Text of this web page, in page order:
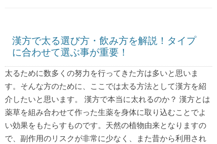
漢方で太る選び方・飲み方を解説！タイプ
に合わせて選ぶ事が重要！
太るために数多くの努力を行ってきた方は多いと思いま
す。そんな方のために、ここでは太る方法として漢方を紹
介したいと思います。 漢方で本当に太れるのか？ 漢方とは
薬草を組み合わせて作った生薬を身体に取り込むことでよ
い効果をもたらすものです。天然の植物由来となりますの
で、副作用のリスクが非常に少なく、また昔から利用され